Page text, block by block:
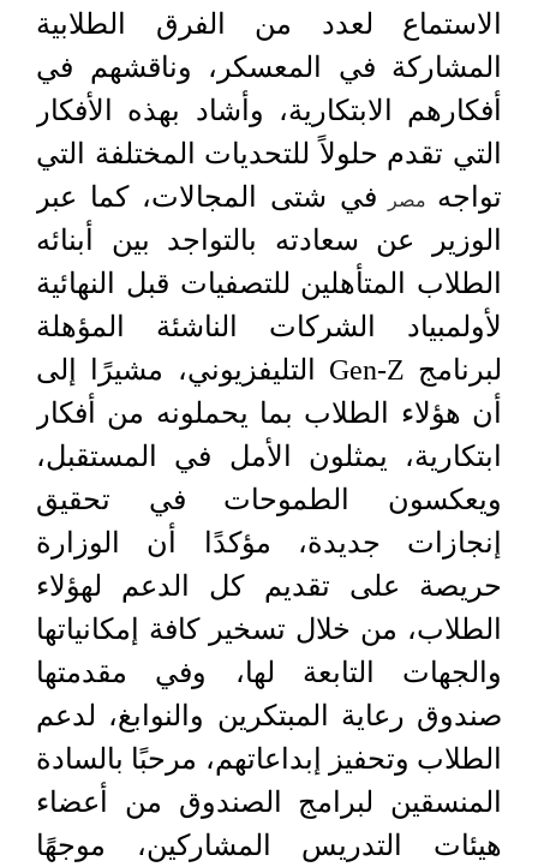
الاستماع لعدد من الفرق الطلابية
المشاركة في المعسكر، وناقشهم في
أفكارهم الابتكارية، وأشاد بهذه الأفكار
التي تقدم حلولاً للتحديات المختلفة التي
تواجه مصر في شتى المجالات، كما عبر
الوزير عن سعادته بالتواجد بين أبنائه
الطلاب المتأهلين للتصفيات قبل النهائية
لأولمبياد الشركات الناشئة المؤهلة
لبرنامج Gen-Z التليفزيوني، مشيرًا إلى
أن هؤلاء الطلاب بما يحملونه من أفكار
ابتكارية، يمثلون الأمل في المستقبل،
ويعكسون الطموحات في تحقيق
إنجازات جديدة، مؤكدًا أن الوزارة
حريصة على تقديم كل الدعم لهؤلاء
الطلاب، من خلال تسخير كافة إمكانياتها
والجهات التابعة لها، وفي مقدمتها
صندوق رعاية المبتكرين والنوابغ، لدعم
الطلاب وتحفيز إبداعاتهم، مرحبًا بالسادة
المنسقين لبرامج الصندوق من أعضاء
هيئات التدريس المشاركين، موجهًا